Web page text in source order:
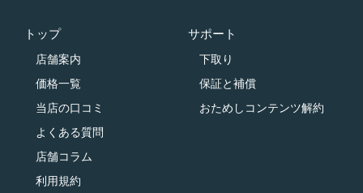
トップ
店舗案内
価格一覧
当店の口コミ
よくある質問
店舗コラム
利用規約
サポート
下取り
保証と補償
おためしコンテンツ解約